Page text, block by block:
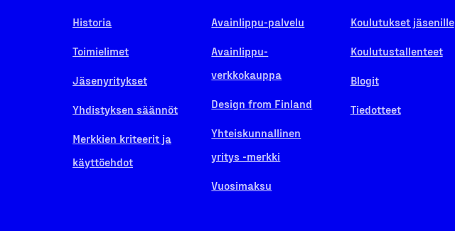
Historia
Toimielimet
Jäsenyritykset
Yhdistyksen säännöt
Merkkien kriteerit ja
käyttöehdot
Avainlippu-palvelu
Avainlippu-
verkkokauppa
Design from Finland
Yhteiskunnallinen
yritys -merkki
Vuosimaksu
Koulutukset jäsenille
Koulutustallenteet
Blogit
Tiedotteet